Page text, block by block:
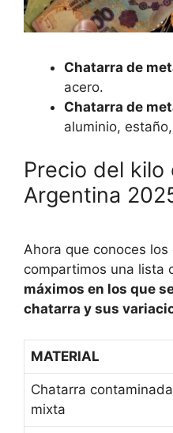
Chatarra de
acero.
Chatarra de
aluminio,
Precio del
Argentina
Ahora que conoces
compartimos una lista
máximos en los que
chatarra y sus
MATERIAL
Chatarra
mixta